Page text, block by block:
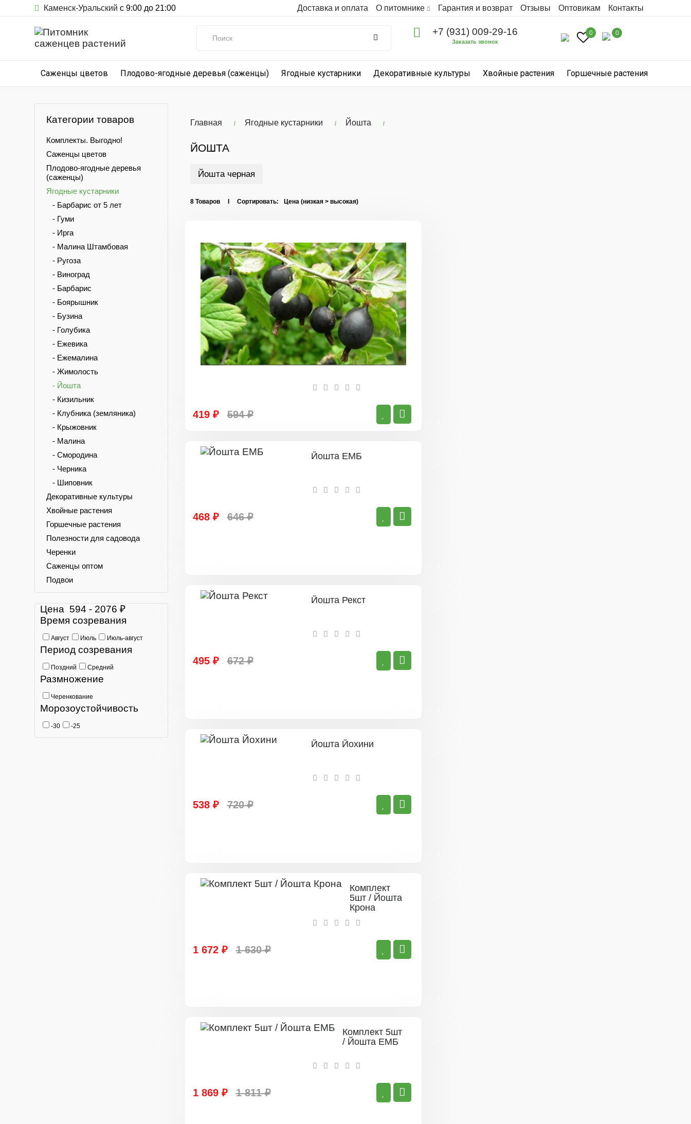
Каменск-Уральский с 9:00 до 21:00 Доставка и оплата О питомнике Гарантия и возврат Отзывы Оптовикам Контакты
+7 (931) 009-29-16
Заказать звонок
0 0
Саженцы цветов Плодово-ягодные деревья (саженцы) Ягодные кустарники Декоративные культуры Хвойные растения Горшечные растения
Категории товаров
Комплекты. Выгодно!
Саженцы цветов
Плодово-ягодные деревья
(саженцы)
Ягодные кустарники
- Барбарис от 5 лет
- Гуми
- Ирга
- Малина Штамбовая
- Ругоза
- Виноград
- Барбарис
- Боярышник
- Бузина
- Голубика
- Ежевика
- Ежемалина
- Жимолость
- Йошта
- Кизильник
- Клубника (земляника)
- Крыжовник
- Малина
- Смородина
- Черника
- Шиповник
Декоративные культуры
Хвойные растения
Горшечные растения
Полезности для садовода
Черенки
Саженцы оптом
Подвои
Цена 594 - 2076 ₽
Время созревания
Август Июль Июль-август
Период созревания
Поздний Средний
Размножение
Черенкование
Морозоустойчивость
-30 -25
Главная Ягодные кустарники Йошта
ЙОШТА
Йошта черная
8 Товаров I Сортировать:
419 ₽ 594 ₽
Йошта ЕМБ
468 ₽ 646 ₽
Йошта Рекст
495 ₽ 672 ₽
Йошта Йохини
538 ₽ 720 ₽
Комплект
5шт / Йошта
Крона
1 672 ₽ 1 630 ₽
Комплект 5шт
/ Йошта ЕМБ
1 869 ₽ 1 811 ₽